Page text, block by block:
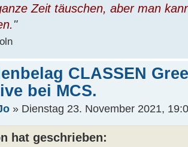
Zeit täuschen, aber man
"
CLASSEN
bei MCS.
» Dienstag 23. November 2021,
hat geschrieben: